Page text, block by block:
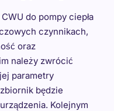
do pompy ciepła
czynnikach,
oraz
należy zwrócić
parametry
będzie
Kolejnym